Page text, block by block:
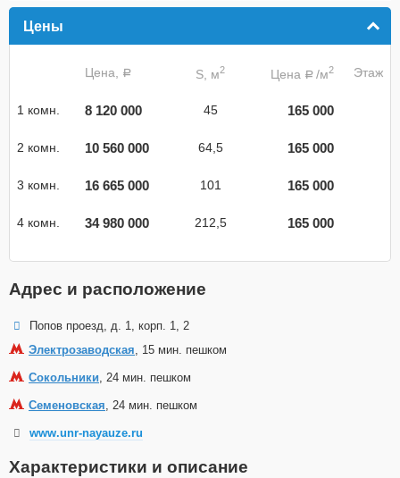
Цены
Цена, a S, м2 Цена a /м2 Этаж
1 комн. 8 120 000 45 165 000
2 комн. 10 560 000 64,5 165 000
3 комн. 16 665 000 101 165 000
4 комн. 34 980 000 212,5 165 000
Адрес и расположение
Попов проезд, д. 1, корп. 1, 2
Электрозаводская , 15 мин. пешком
Сокольники , 24 мин. пешком
Семеновская , 24 мин. пешком
www.unr-nayauze.ru
Характеристики и описание